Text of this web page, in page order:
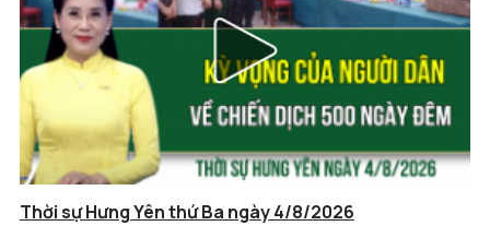
Thời sự Hưng Yên thứ Ba ngày 4/8/2026